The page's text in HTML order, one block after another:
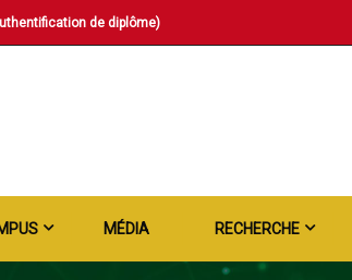
de diplôme)
MÉDIA RECHERCHE